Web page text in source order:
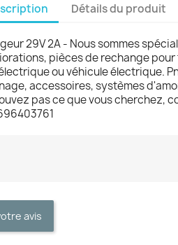
Détails du produit
29V 2A - Nous sommes
pièces de rechange
ou véhicule électrique.
accessoires, systèmes
pas ce que vous cherchez,
avis